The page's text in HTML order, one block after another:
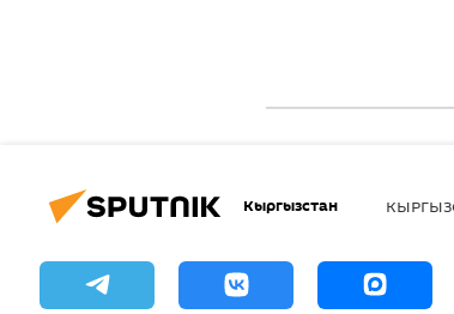
Кыргызстан